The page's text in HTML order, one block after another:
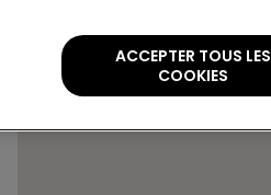
ACCEPTER TOUS LES
COOKIES